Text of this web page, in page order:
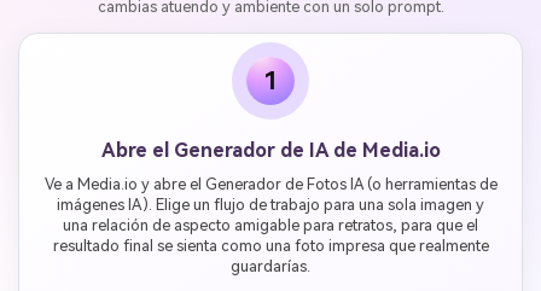
cambias atuendo y ambiente con un solo prompt.
1
Abre el Generador de IA de Media.io
Ve a Media.io y abre el Generador de Fotos IA (o herramientas de
imágenes IA). Elige un flujo de trabajo para una sola imagen y
una relación de aspecto amigable para retratos, para que el
resultado final se sienta como una foto impresa que realmente
guardarías.